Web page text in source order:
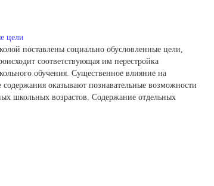
цели
поставлены социально обусловленные цели,
соответствующая им перестройка
обучения. Существенное влияние на
оказывают познавательные возможности
школьных возрастов. Содержание отдельных
учителю из всего комплекса целей выбрать
могут и должны быть реализованы на основе